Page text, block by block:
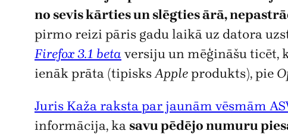
no sevis kārties un slēgties ārā,
pirmo reizi pāris gadu laikā uz datora
Firefox 3.1 beta versiju un mēģināšu ticēt,
ienāk prāta (tipisksAppleprodukts), pie
Juris Kaža raksta par jaunām vēsmām
informācija, kasavu pēdējo numuru